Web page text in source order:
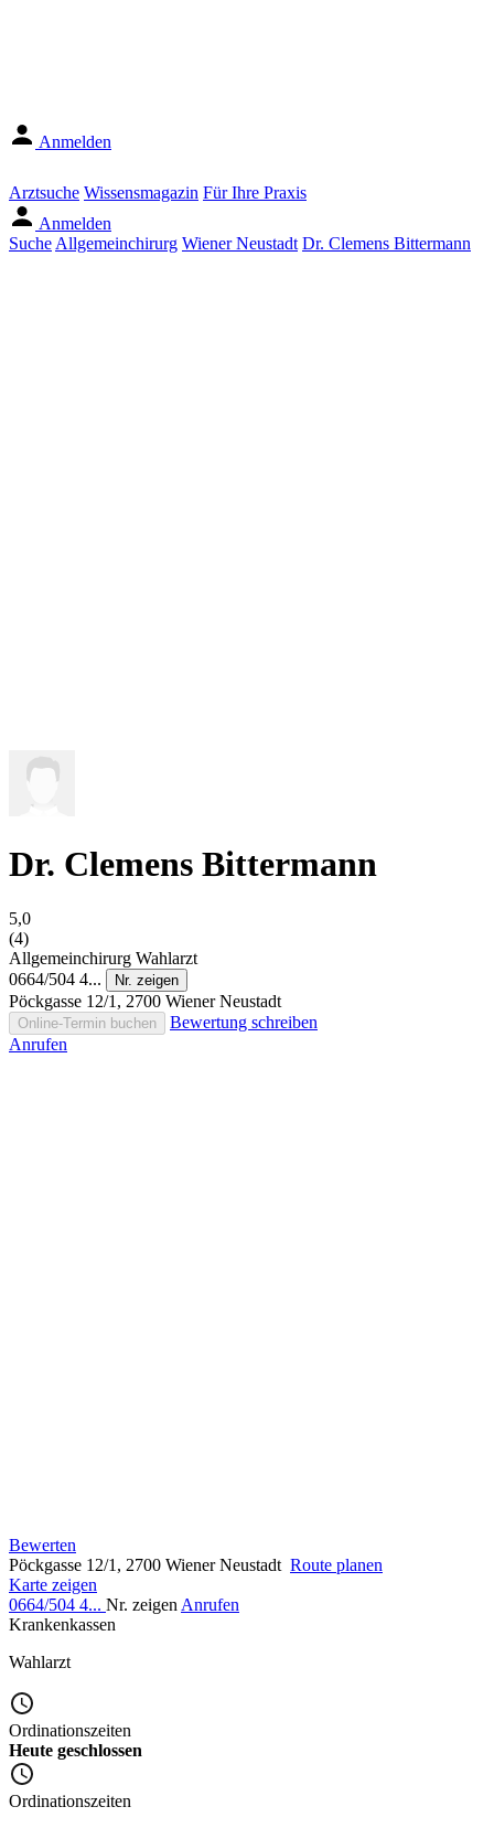
Anmelden
Arztsuche Wissensmagazin Für Ihre Praxis
Anmelden
Suche Allgemeinchirurg Wiener Neustadt Dr. Clemens Bittermann
Dr. Clemens Bittermann
5,0
(4)
Allgemeinchirurg Wahlarzt
0664/504 4...
Nr. zeigen
Pöckgasse 12/1, 2700 Wiener Neustadt
Online-Termin buchen
Bewertung schreiben
Anrufen
Bewerten
Pöckgasse 12/1, 2700 Wiener Neustadt Route planen
Karte zeigen
0664/504 4... Nr. zeigen Anrufen
Krankenkassen
Wahlarzt
Ordinationszeiten
Heute geschlossen
Ordinationszeiten